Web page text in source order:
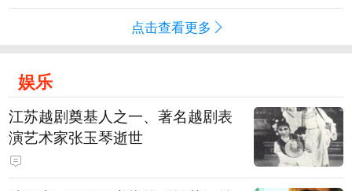
点击查看更多
娱乐
江苏越剧奠基人之一、著名越剧表
演艺术家张玉琴逝世